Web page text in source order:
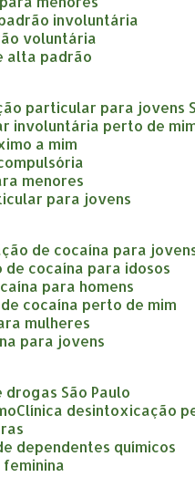
involuntária
voluntária
alta padrão
particular para jovens
involuntária perto de
a mim
menores
para jovens
de cocaína para
de cocaína para idosos
para homens
cocaína perto de mim
mulheres
para jovens
drogas São Paulo
clínica desintoxicação
dependentes químicos
feminina